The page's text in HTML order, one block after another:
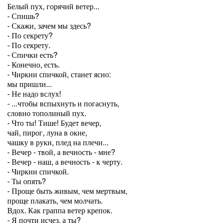
Белый пух, горячий ветер...
- Спишь?
- Скажи, зачем мы здесь?
- По секрету?
- По секрету.
- Спички есть?
- Конечно, есть.
- Чиркни спичкой, станет ясно:
мы пришли...
- Не надо вслух!
- ...чтобы вспыхнуть и погаснуть,
словно тополиный пух.
- Что ты! Тише! Будет вечер,
чай, пирог, луна в окне,
чашку в руки, плед на плечи...
- Вечер - твой, а вечность - мне?
- Вечер - наш, а вечность - к черту.
- Чиркни спичкой.
- Ты опять?
- Проще быть живым, чем мертвым,
проще плакать, чем молчать.
Вдох. Как граппа ветер крепок.
- Я почти исчез, а ты?